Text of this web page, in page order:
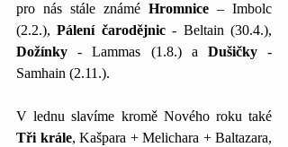
pro nás stále známé Hromnice – Imbolc
(2.2.), Pálení čarodějnic
Dožínky - Lammas (1.8.) a Dušičky -
Samhain (2.11.).
Tři krále, Kašpara + Melichara + Baltazara,